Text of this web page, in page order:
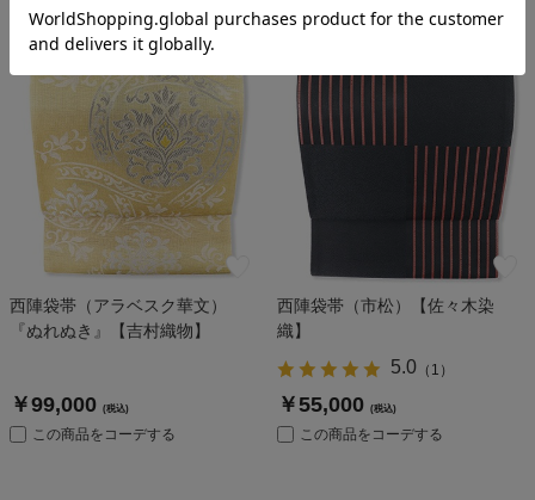
西陣袋帯（アラベスク華文）
『ぬれぬき』【吉村織物】
￥99,000 (税込)
この商品をコーデする
西陣袋帯（市松）【佐々木染
織】
5.0（ 1 ）
￥55,000 (税込)
この商品をコーデする